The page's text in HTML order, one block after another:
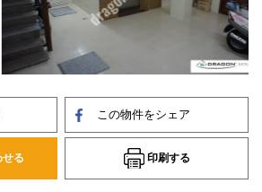
この物件をシェア
る 印刷する